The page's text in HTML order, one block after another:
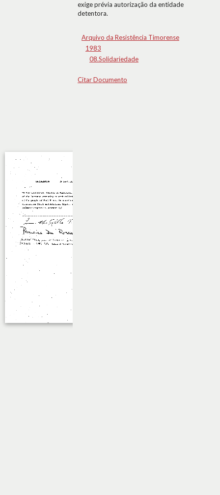
exige prévia autorização da entidade
detentora.
Arquivo da Resistência Timorense
1983
08.Solidariedade
Citar Documento